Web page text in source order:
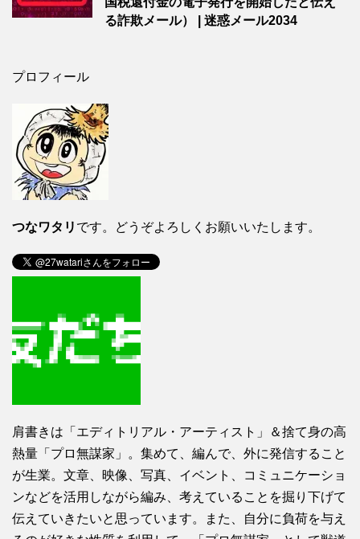
る詐欺メール） | 迷惑メール2034
プロフィール
つなワタリ です。どうぞよろしくお願いいたします。
肩書きは「エディトリアル・アーティスト」＆捨て身の高
熱量「プロ無謀家」。集めて、編んで、外に発信すること
が生業。文章、映像、写真、イベント、コミュニケーショ
ンなどを活用しながら編み、考えていることを掘り下げて
伝えていきたいと思っています。また、自分に負荷を与え